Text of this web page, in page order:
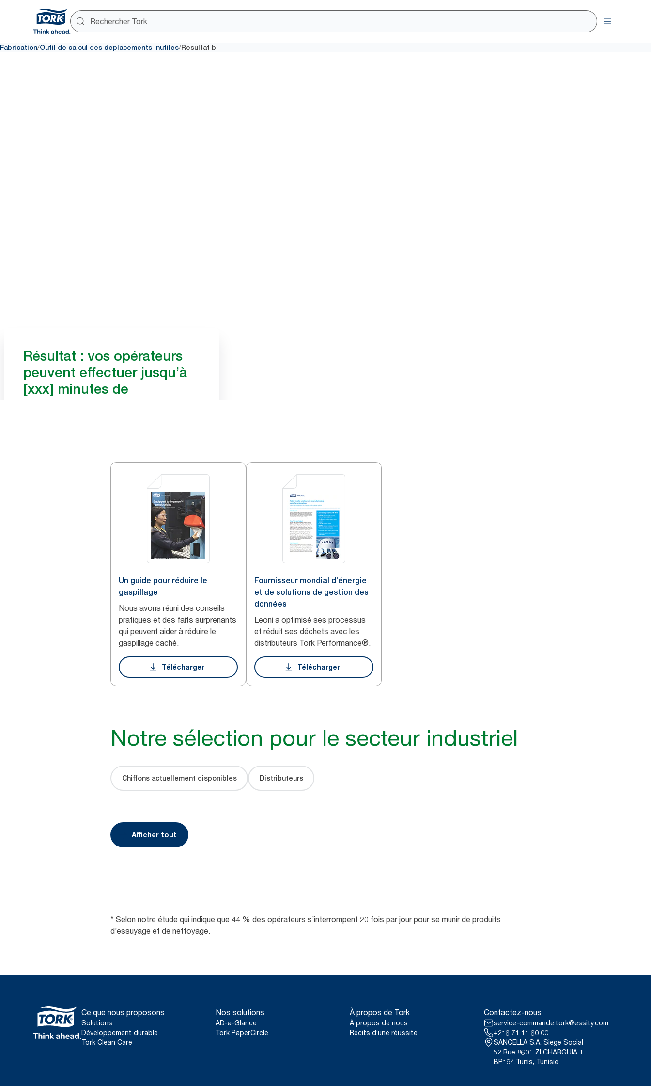
Fabrication/Outil de calcul des deplacements inutiles/Resultat b
Résultat : vos opérateurs
peuvent effectuer jusqu’à
[xxx] minutes de
Un guide pour réduire le
gaspillage
Nous avons réuni des conseils
pratiques et des faits surprenants
qui peuvent aider à réduire le
gaspillage caché.
Télécharger
Fournisseur mondial d’énergie
et de solutions de gestion des
données
Leoni a optimisé ses processus
et réduit ses déchets avec les
distributeurs Tork Performance®.
Télécharger
Notre sélection pour le secteur industriel
Chiffons actuellement disponibles Distributeurs
Afficher tout
* Selon notre étude qui indique que 44 % des opérateurs s’interrompent 20 fois par jour pour se munir de produits
d’essuyage et de nettoyage.
Ce que nous proposons
Solutions
Développement durable
Tork Clean Care
Nos solutions
AD-a-Glance
Tork PaperCircle
À propos de Tork
À propos de nous
Récits d’une réussite
Contactez-nous
service-commande.tork@essity.com
+216 71 11 60 00
SANCELLA S.A. Siege Social
52 Rue 8601 ZI CHARGUIA 1
BP194.Tunis, Tunisie